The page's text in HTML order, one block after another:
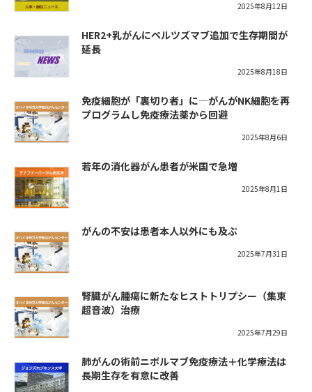
2025年8月12日
HER2+乳がんにペルツズマブ追加で生存期間が
延長
2025年8月18日
免疫細胞が「裏切り者」に―がんがNK細胞を再
プログラムし免疫療法薬から回避
2025年8月6日
若年の消化器がん患者が米国で急増
2025年8月1日
がんの不安は患者本人以外にも及ぶ
2025年7月31日
腎臓がん腫瘍に新たなヒストトリプシー（集束
超音波）治療
2025年7月29日
肺がんの術前ニボルマブ免疫療法＋化学療法は
長期生存を有意に改善